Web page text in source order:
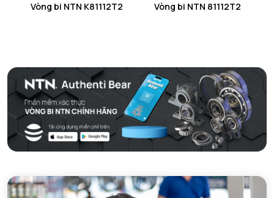
GỐI ĐỠ 2 NỬA NTN
MÁY GIA NHIỆT NTN
Vòng bi NTN K81112T2 Vòng bi NTN 81112T2